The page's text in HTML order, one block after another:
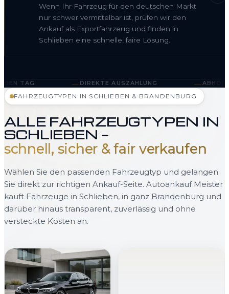
Wenn Ihr Fahrzeug für den deutschen Markt
nur schwer vermittelbar ist, prüfen wir den
Ankauf als Exportfahrzeug und finden in
Schlieben eine schnelle, faire Lösung.
DIREKTE AUSZAHLUNG —ABHOLUNG IN SCHLIEBEN
FAHRZEUGTYPEN IN SCHLIEBEN & BRANDENBURG
ALLE FAHRZEUGTYPEN IN
SCHLIEBEN —
schnell, sicher & fair verkaufen
Wählen Sie den passenden Fahrzeugtyp und gelangen
Sie direkt zur richtigen Ankauf-Seite. Autoankauf Meister
kauft Fahrzeuge in Schlieben, in ganz Brandenburg und
darüber hinaus transparent, zuverlässig und ohne
versteckte Kosten an.